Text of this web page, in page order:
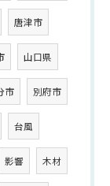
唐津市
山口県
市 別府市
台風
影響 木材